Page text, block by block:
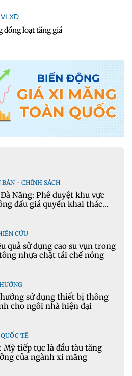
đồng loạt tăng giá
BẢN - CHÍNH SÁCH
Nẵng: Phê duyệt khu vực
đấu giá quyền khai thác
CỨU
quả sử dụng cao su vụn trong
nhựa chặt tái chế nóng
sử dụng thiết bị thông
cho ngôi nhà hiện đại
TẾ
Mỹ tiếp tục là đầu tàu tăng
của ngành xi măng